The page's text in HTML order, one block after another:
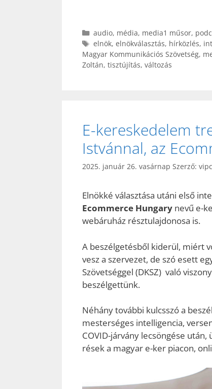
Kategória
audio, média, media1 műsor,
Címkék
elnök, elnökválasztás, hírközlés,
Magyar Kommunikációs Szövetség,
Zoltán, tisztújítás, változás
E-kereskedelem
Istvánnal, az
2025. január 26. vasárnap Szerző:
Elnökké választása utáni első
Ecommerce Hungary nevű e-
webáruház résztulajdonosa is.
A beszélgetésből kiderül, miért
vesz a szervezet, de szó esett
Szövetséggel (DKSZ) való
beszélgettünk.
Néhány további kulcsszó a
mesterséges intelligencia,
COVID-járvány lecsöngése
rések a magyar e-ker piacon,